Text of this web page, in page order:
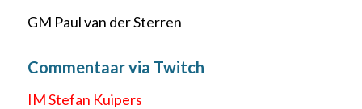
GM Paul van der Sterren
Commentaar via Twitch
IM Stefan Kuipers